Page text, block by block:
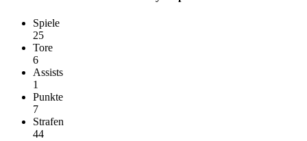
Spiele
25
Tore
6
Assists
1
Punkte
7
Strafen
44